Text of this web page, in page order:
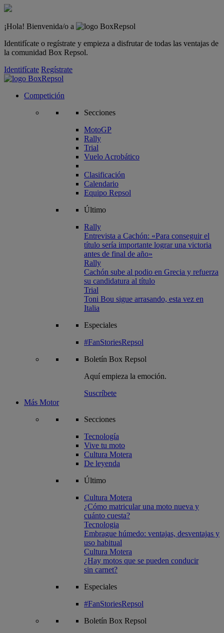
¡Hola! Bienvenida/o a
Identifícate o regístrate y empieza a disfrutar de todas las ventajas de
la comunidad Box Repsol.
Identifícate Regístrate
Competición
Secciones
MotoGP
Rally
Trial
Vuelo Acrobático
Clasificación
Calendario
Equipo Repsol
Último
Rally
Entrevista a Cachón: «Para conseguir el
título sería importante lograr una victoria
antes de final de año»
Rally
Cachón sube al podio en Grecia y refuerza
su candidatura al título
Trial
Toni Bou sigue arrasando, esta vez en
Italia
Especiales
#FanStoriesRepsol
Boletín Box Repsol
Aquí empieza la emoción.
Suscríbete
Más Motor
Secciones
Tecnología
Vive tu moto
Cultura Motera
De leyenda
Último
Cultura Motera
¿Cómo matricular una moto nueva y
cuánto cuesta?
Tecnologia
Embrague húmedo: ventajas, desventajas y
uso habitual
Cultura Motera
¿Hay motos que se pueden conducir
sin carnet?
Especiales
#FanStoriesRepsol
Boletín Box Repsol